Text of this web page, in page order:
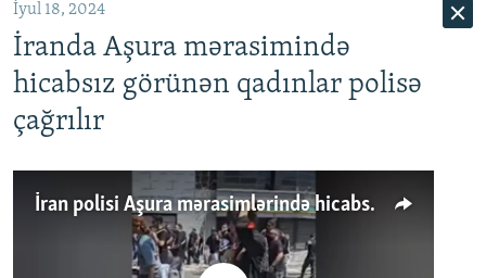
qayıt
Axtarışa
keç
#ƏSLINDƏ
QANUNI DOĞRU
ARAŞDIRMA
VIDEO
FOTOQALEREYA
RADIO ARXIV
İyul 18, 2024
İranda Aşura mərasimində
hicabsız görünən qadınlar polisə
çağrılır
İran polisi Aşura mərasimlərində hicabsız iştirak edən qadınları dindirir